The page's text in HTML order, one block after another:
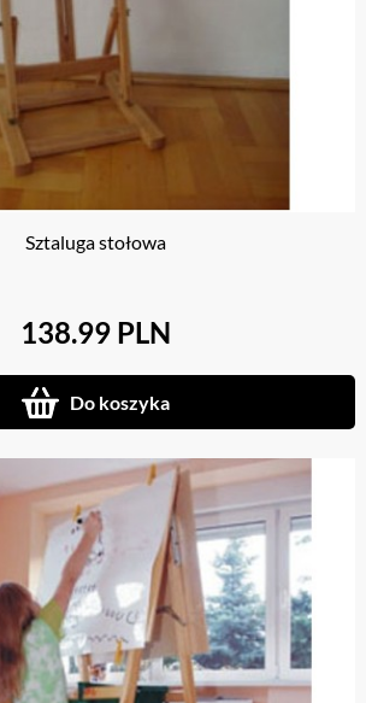
Sztaluga stołowa
138.99 PLN
Do koszyka